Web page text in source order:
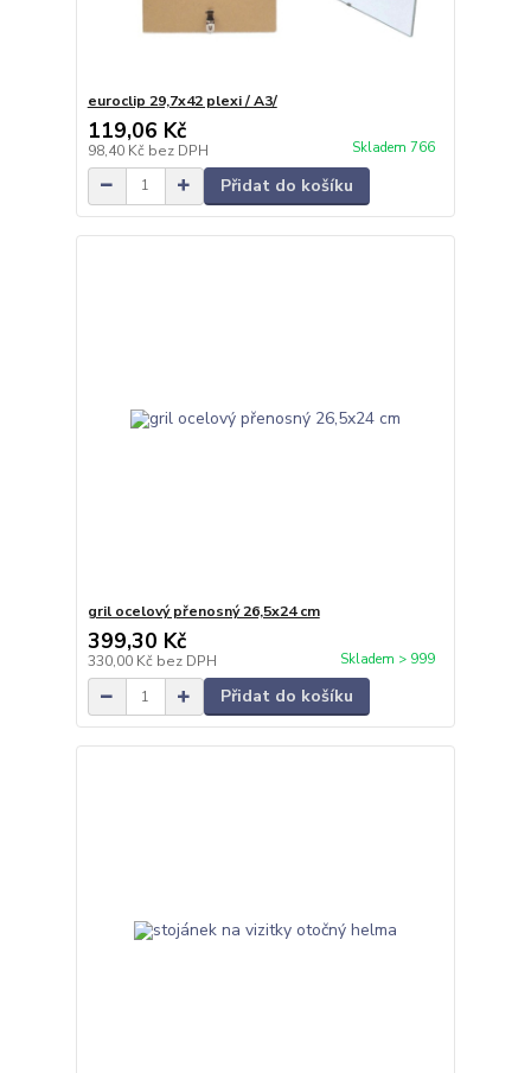
euroclip 29,7x42 plexi / A3/
119,06 Kč
98,40 Kč bez DPH Skladem 766
Přidat do košíku
gril ocelový přenosný 26,5x24 cm
399,30 Kč
330,00 Kč bez DPH Skladem > 999
Přidat do košíku